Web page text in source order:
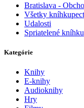
Bratislava -
Všetky
Udalosti
Spriatelené
Kategórie
Knihy
E-knihy
Audioknihy
Hry